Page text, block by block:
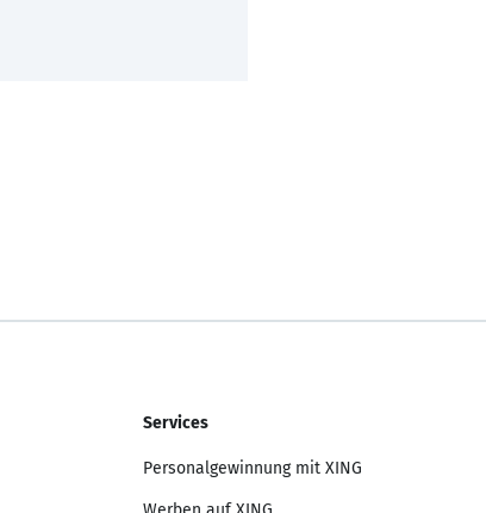
Services
Personalgewinnung mit XING